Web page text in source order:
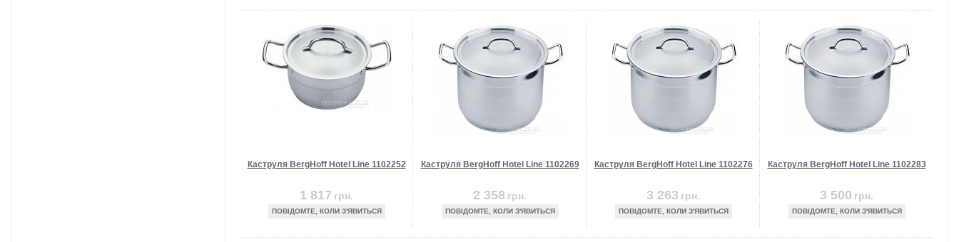
Каструля BergHoff Hotel Line 1102252
1 817 грн.
ПОВІДОМТЕ, КОЛИ З'ЯВИТЬСЯ
Каструля BergHoff Hotel Line 1102269
2 358 грн.
ПОВІДОМТЕ, КОЛИ З'ЯВИТЬСЯ
Каструля BergHoff Hotel Line 1102276
3 263 грн.
ПОВІДОМТЕ, КОЛИ З'ЯВИТЬСЯ
Каструля BergHoff Hotel Line 1102283
3 500 грн.
ПОВІДОМТЕ, КОЛИ З'ЯВИТЬСЯ